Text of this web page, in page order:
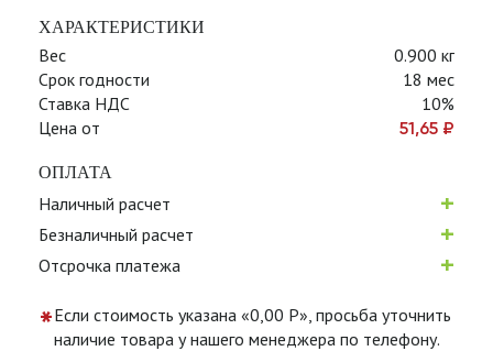
ХАРАКТЕРИСТИКИ
Вес
0.900 кг
Срок годности
18 мес
Ставка НДС
10%
Цена от
51,65 ₽
ОПЛАТА
Наличный расчет +
Безналичный расчет +
Отсрочка платежа +
*Если стоимость указана «0,00 Р», просьба уточнить
наличие товара у нашего менеджера по телефону.